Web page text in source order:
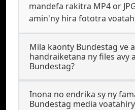
mandefa rakitra MP4 or
amin'ny hira fototra
Mila kaonty Bundestag ve
handraiketana ny files avy
Bundestag?
Inona no endrika sy ny
Bundestag media